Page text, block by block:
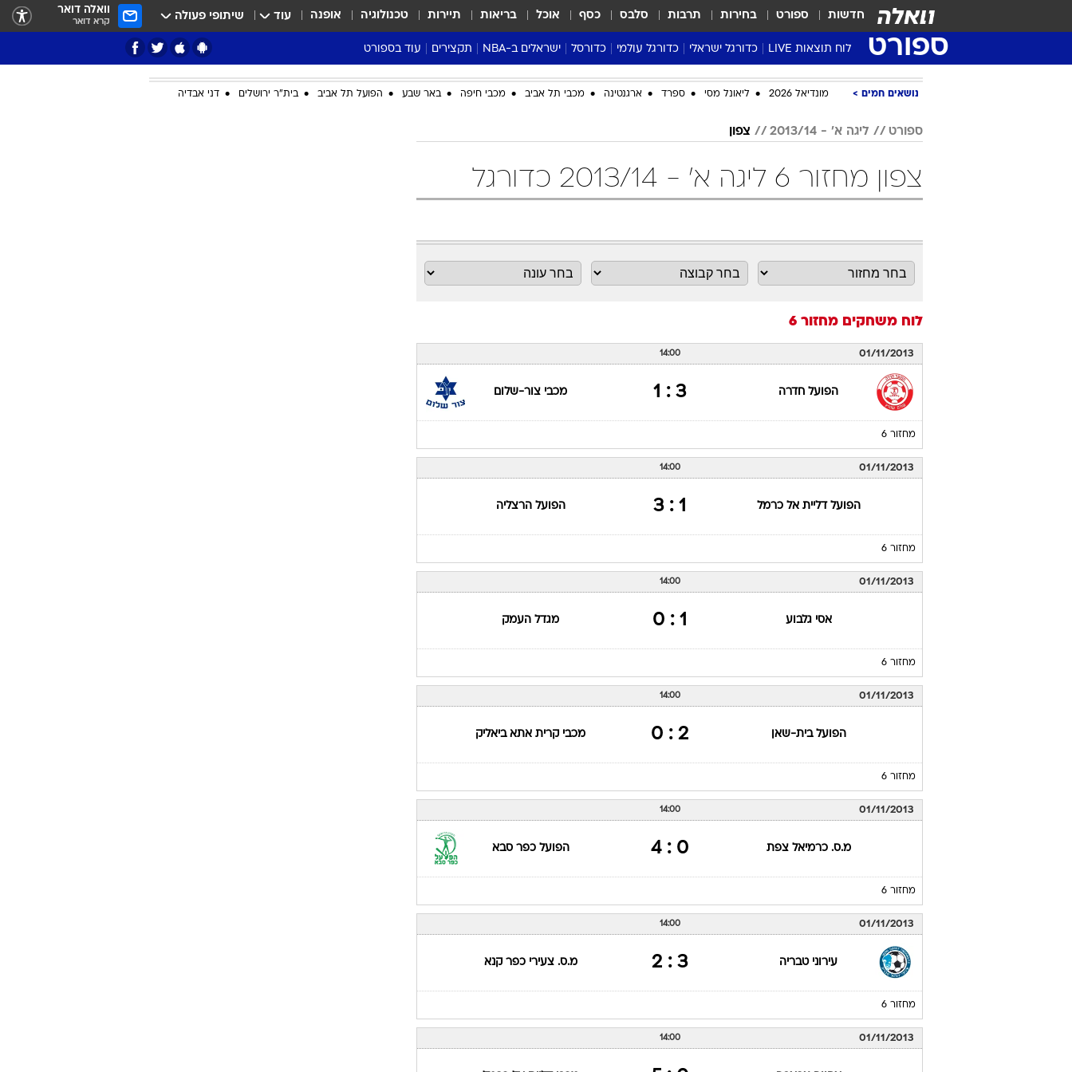
חדשות ספורט בחירות תרבות סלבס כסף אוכל בריאות תיירות טכנולוגיה אופנה עוד שיתופי פעולה וואלה דואר
קרא דואר
ספורט לוח תוצאות LIVE כדורגל ישראלי
ליגת העל Winner
גביע המדינה
שגרירים
נבחרות ישראל
ליגה א'
כדורגל עולמי
ליגה אנגלית
ליגה צרפתית
ליגת האלופות
דרום אמריקה
כדורסל
ליגת העל
נבחרות ישראל בכדורסל
כדורסל נשים
ישראלים ב-NBA
דני אבדיה
תקצירים עוד בספורט
מונדיאל 2026
NBA
אבא של שבת
סערה בממלכה
ענפים נוספים
כתבו לנו
נושאים חמים מונדיאל 2026 ליאונל מסי ספרד ארגנטינה מכבי תל אביב מכבי חיפה באר שבע הפועל תל אביב בית"ר ירושלים דני אבדיה
ספורט ליגה א' - 2013/14 צפון
צפון מחזור 6 ליגה א' - 2013/14 כדורגל
לוח משחקים מחזור 6
01/11/2013
14:00
הפועל חדרה 3 : 1 מכבי צור-שלום
מחזור 6
01/11/2013
14:00
הפועל דליית אל כרמל 1 : 3 הפועל הרצליה
מחזור 6
01/11/2013
14:00
אסי גלבוע 1 : 0 מגדל העמק
מחזור 6
01/11/2013
14:00
הפועל בית-שאן 2 : 0 מכבי קרית אתא ביאליק
מחזור 6
01/11/2013
14:00
מ.ס. כרמיאל צפת 0 : 4 הפועל כפר סבא
מחזור 6
01/11/2013
14:00
עירוני טבריה 3 : 2 מ.ס. צעירי כפר קנא
מחזור 6
01/11/2013
14:00